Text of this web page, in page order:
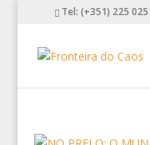
Tel: (+351) 225